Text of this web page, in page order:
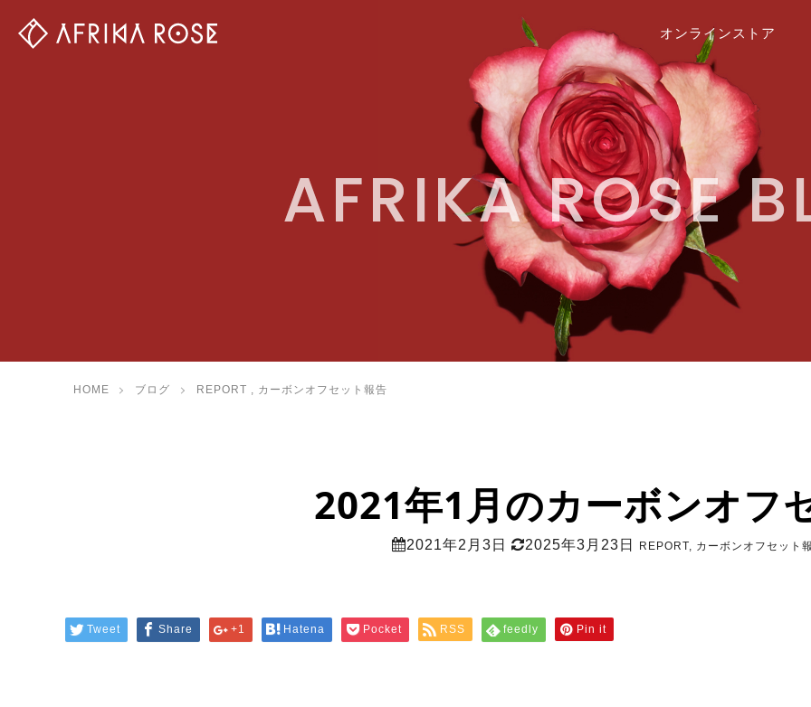
オンラインストア
AFRIKA ROSE
HOME ブログ REPORT , カーボンオフセット報告
2021年1月のカーボンオフ
2021年2月3日 2025年3月23日 REPORT, カーボンオフセット
Tweet Share +1 Hatena Pocket RSS feedly Pin it